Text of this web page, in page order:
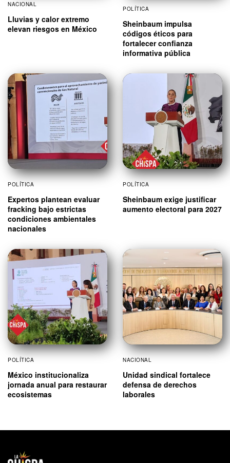
NACIONAL
Lluvias y calor extremo
elevan riesgos en México
POLÍTICA
Sheinbaum impulsa
códigos éticos para
fortalecer confianza
informativa pública
POLÍTICA
Expertos plantean evaluar
fracking bajo estrictas
condiciones ambientales
nacionales
POLÍTICA
Sheinbaum exige justificar
aumento electoral para 2027
POLÍTICA
México institucionaliza
jornada anual para restaurar
ecosistemas
NACIONAL
Unidad sindical fortalece
defensa de derechos
laborales